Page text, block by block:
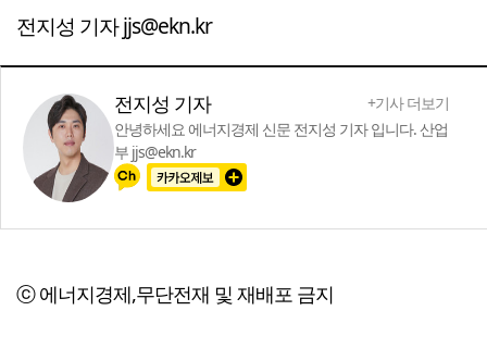
전지성 기자 jjs@ekn.kr
전지성 기자
+기사 더보기
안녕하세요 에너지경제 신문 전지성 기자 입니다. 산업
부 jjs@ekn.kr
ⓒ 에너지경제,무단전재 및 재배포 금지